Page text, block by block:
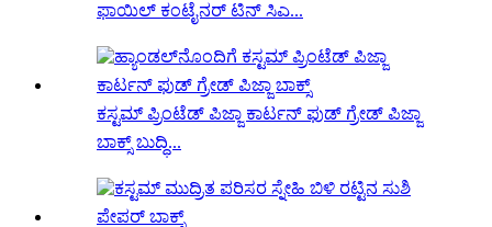
ಫಾಯಿಲ್ ಕಂಟೈನರ್ ಟಿನ್ ಸಿಎ...
ಕಸ್ಟಮ್ ಪ್ರಿಂಟೆಡ್ ಪಿಜ್ಜಾ ಕಾರ್ಟನ್ ಫುಡ್ ಗ್ರೇಡ್ ಪಿಜ್ಜಾ
ಬಾಕ್ಸ್ ಬುದ್ಧಿ...